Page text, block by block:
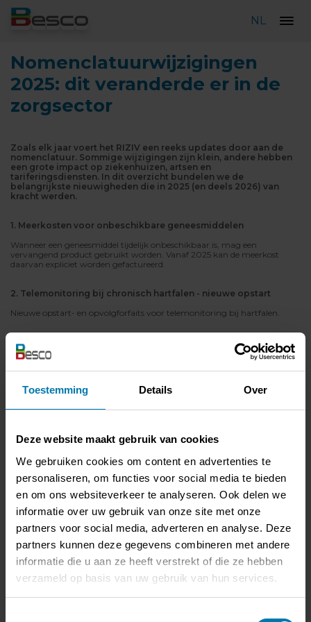
Toestemming Details Over
Deze website maakt gebruik van cookies
We gebruiken cookies om content en advertenties te
personaliseren, om functies voor social media te bieden
en om ons websiteverkeer te analyseren. Ook delen we
informatie over uw gebruik van onze site met onze
partners voor social media, adverteren en analyse. Deze
partners kunnen deze gegevens combineren met andere
informatie die u aan ze heeft verstrekt of die ze hebben
verzameld op basis van uw gebruik van hun services.
NL
Nomenclatuurwijzigingen
2025: dit veranderde er in de
zorgsector
Zoals elk jaar voert het RIZIV een reeks updates door aan de
nomenclatuur. Sommige wijzigingen zijn klein, andere hebben
een grote impact op ziekenhuizen, artsen en
tariferingsdiensten. In dit overzicht bundelen we de
belangrijkste nieuwigheden die in 2025 (en deels 2026) van
kracht werden.
1. Meerkosten voor onbeschikbare geneesmiddelen
Wanneer een geneesmiddel tijdelijk onbeschikbaar is, mag een
vervangend product gebruikt worden. Vanaf 2025 kan de meerkost
daarvan expliciet worden gefactureerd.
2. Telemonitoring bij chronisch hartfalen - nieuwe opstart
Nieuwe opstart- en opvolgforfaits voor telemonitoring bij hartfalen.
3. Transgenderzorg - nieuwe zittingen en
ondersteuningsforfaits
Introductie van zittingen op afstand en een ondersteuningsforfait voor
4. Cervicovaginaal uitstrijkje - twee nieuwe verstrekkingen
symptomatologie.
5. Uitneembare tandprothese - nieuwe pseudocodes
6. Zorgtraject Eetstoornissen
Nieuwe codes voor sessies en STOP-codes bij einde traject.
7. Eerstelijnspsychologische ondersteuning
Nieuwe pseudocodes voor eetstoornissen.